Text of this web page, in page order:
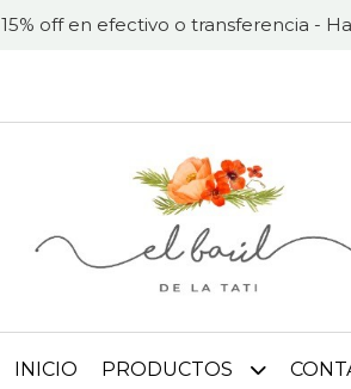
off en efectivo o transferencia -
INICIO PRODUCTOS